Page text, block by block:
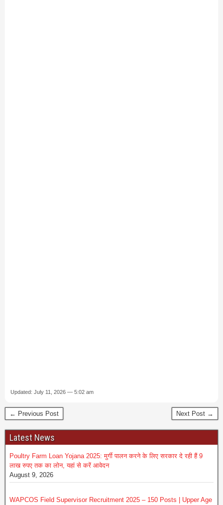
Updated: July 11, 2026 — 5:02 am
← Previous Post Next Post →
Latest News
Poultry Farm Loan Yojana 2025: मुर्गी पालन करने के लिए सरकार दे रही हैं 9
लाख रुपए तक का लोन, यहां से करें आवेदन
August 9, 2026
WAPCOS Field Supervisor Recruitment 2025 – 150 Posts | Upper Age